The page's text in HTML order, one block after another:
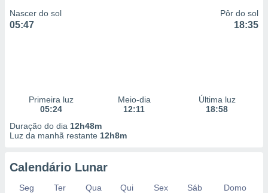
Nascer do sol
05:47
Pôr do sol
18:35
Primeira luz
05:24
Meio-dia
12:11
Última luz
18:58
Duração do dia 12h48m
Luz da manhã restante 12h8m
Calendário Lunar
Seg Ter Qua Qui Sex Sáb
Domo